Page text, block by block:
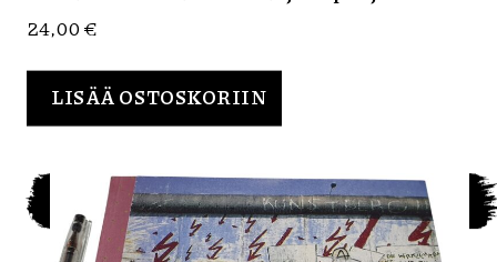
24,00€
LISÄÄ OSTOSKORIIN